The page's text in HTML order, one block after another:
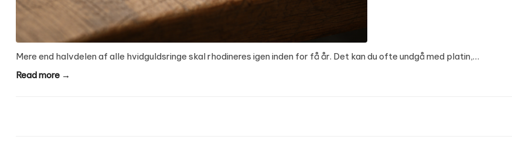
Mere end halvdelen af alle hvidguldsringe skal rhodineres igen inden for få år. Det kan du ofte undgå med platin,…
Read more →